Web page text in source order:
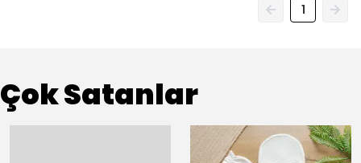
1
Çok Satanlar